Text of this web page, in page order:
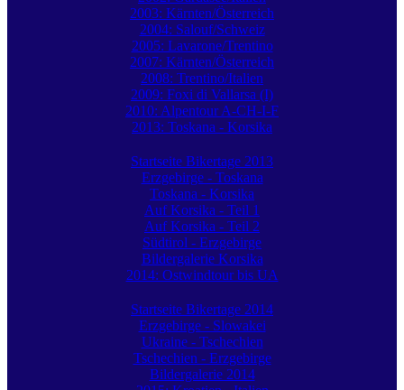
2003: Kärnten/Österreich
2004: Salouf/Schweiz
2005: Lavarone/Trentino
2007: Kärnten/Österreich
2008: Trentino/Italien
2009: Foxi di Vallarsa (I)
2010: Alpentour A-CH-I-F
2013: Toskana - Korsika
Startseite Bikertage 2013
Erzgebirge - Toskana
Toskana - Korsika
Auf Korsika - Teil 1
Auf Korsika - Teil 2
Südtirol - Erzgebirge
Bildergalerie Korsika
2014: Ostwindtour bis UA
Startseite Bikertage 2014
Erzgebirge - Slowakei
Ukraine - Tschechien
Tschechien - Erzgebirge
Bildergalerie 2014